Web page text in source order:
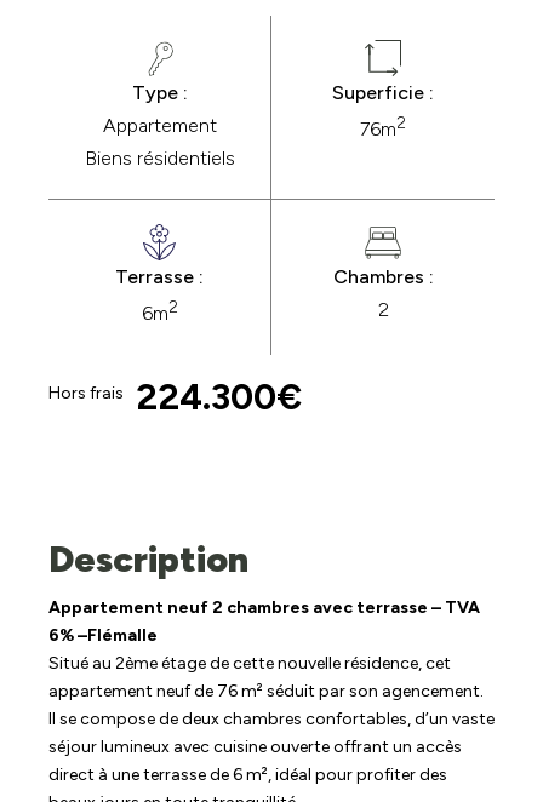
Type :
Appartement
Biens résidentiels
Superficie :
76m2
Terrasse :
6m2
Chambres :
2
Hors frais 224.300€
Description
Appartement neuf 2 chambres avec terrasse – TVA
6% –Flémalle
Situé au 2ème étage de cette nouvelle résidence, cet
appartement neuf de 76 m² séduit par son agencement.
Il se compose de deux chambres confortables, d’un vaste
séjour lumineux avec cuisine ouverte offrant un accès
direct à une terrasse de 6 m², idéal pour profiter des